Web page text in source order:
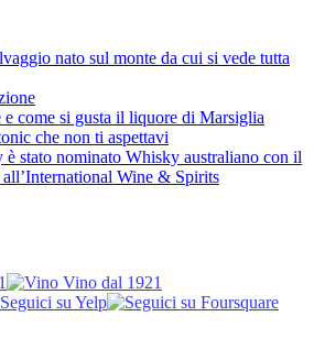
nato sul monte da cui si vede tutta
e come si gusta il liquore di Marsiglia
che non ti aspettavi
stato nominato Whisky australiano con il
Wine & Spirits